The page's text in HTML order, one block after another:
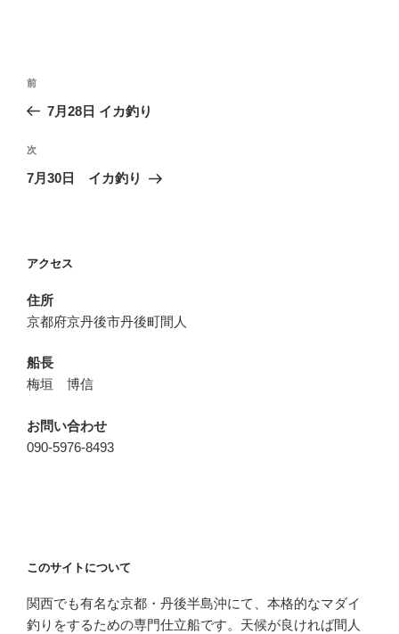
投
ビ
ゲ
ン
前
の
稿
前
7月28日 イカ釣り
次
の
次
7月30日 イカ釣り
アクセス
住所
京都府京丹後市丹後町間人
船長
梅垣 博信
お問い合わせ
090-5976-8493
このサイトについて
関西でも有名な京都・丹後半島沖にて、本格的なマダイ
釣りをするための専門仕立船です。天候が良ければ間人